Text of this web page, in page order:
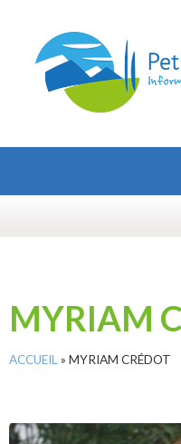
MYRIAM
ACCUEIL » MYRIAM CRÉDOT